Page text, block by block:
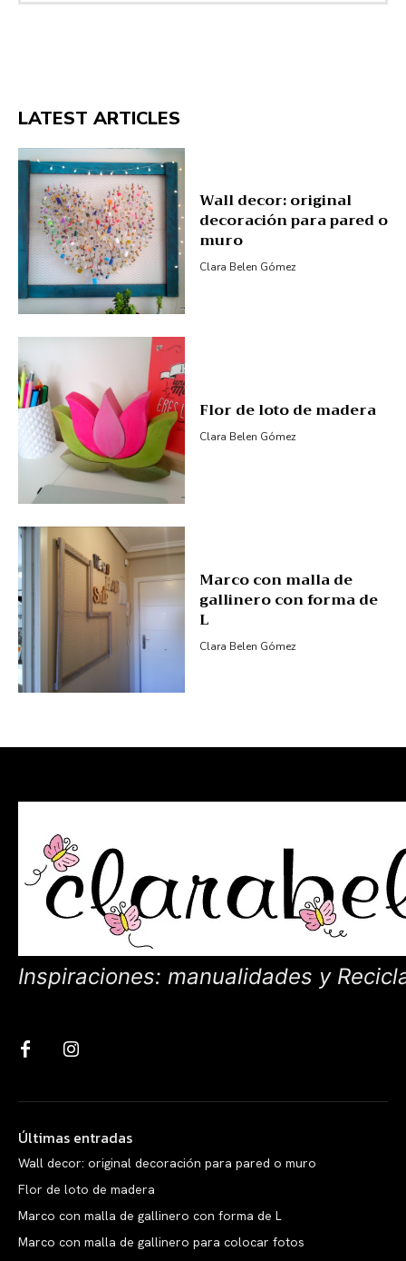
LATEST ARTICLES
Wall decor: original
decoración para pared o
muro
Clara Belen Gómez
Flor de loto de madera
Clara Belen Gómez
Marco con malla de
gallinero con forma de
L
Clara Belen Gómez
Inspiraciones: manualidades y
Últimas entradas
Wall decor: original decoración para pared o muro
Flor de loto de madera
Marco con malla de gallinero con forma de L
Marco con malla de gallinero para colocar fotos